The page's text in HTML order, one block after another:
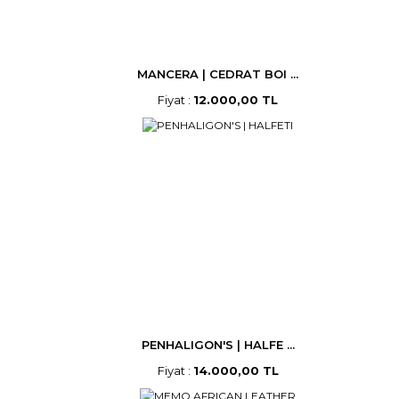
MANCERA | CEDRAT BOI ...
Fiyat : 12.000,00 TL
PENHALIGON'S | HALFE ...
Fiyat : 14.000,00 TL